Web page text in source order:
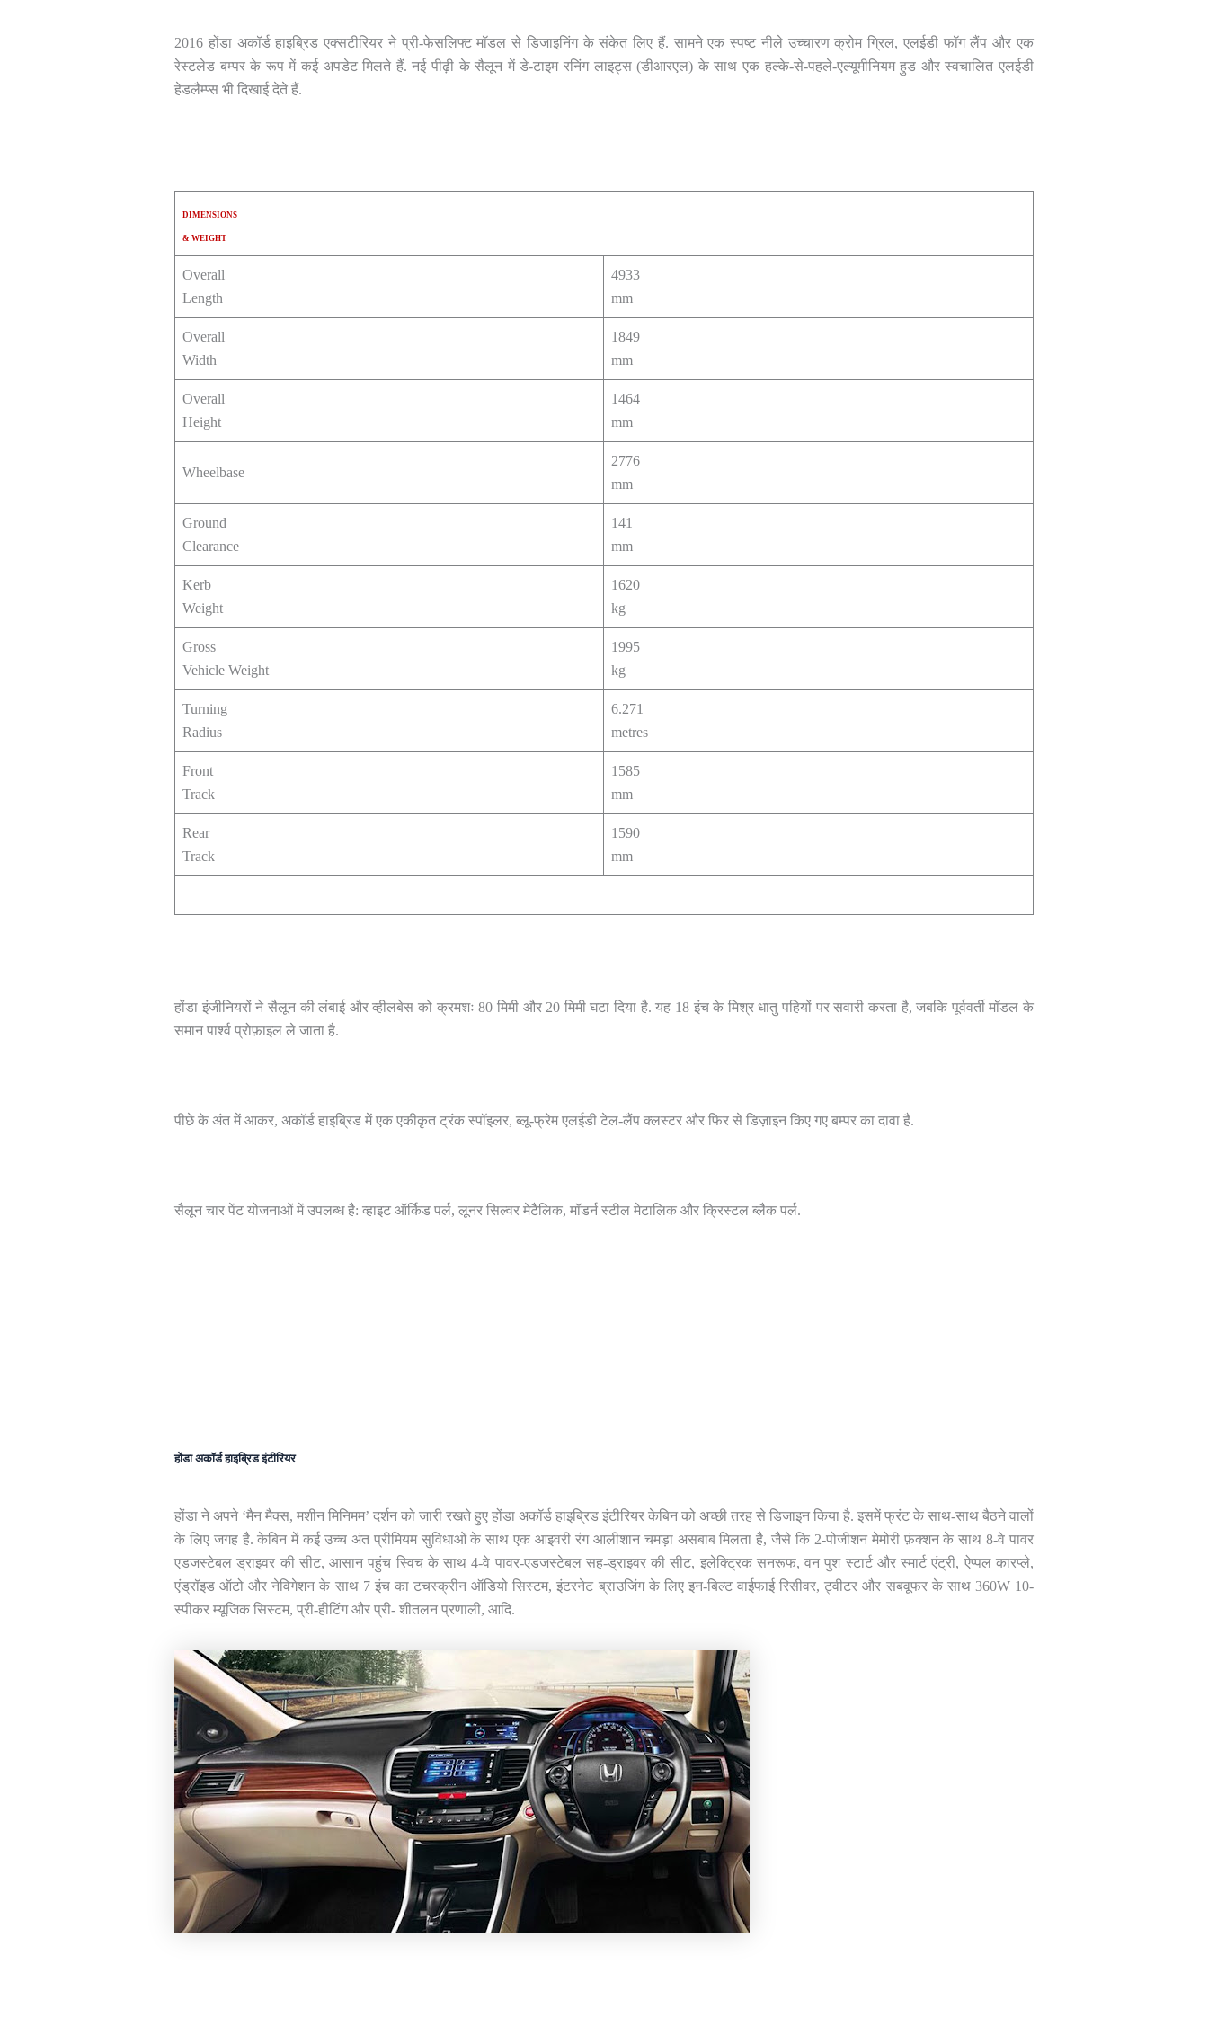
2016 होंडा अकॉर्ड हाइब्रिड एक्सटीरियर ने प्री-फेसलिफ्ट मॉडल से डिजाइनिंग के संकेत लिए हैं. सामने एक स्पष्ट नीले उच्चारण क्रोम ग्रिल, एलईडी फॉग लैंप और एक
रेस्टलेड बम्पर के रूप में कई अपडेट मिलते हैं. नई पीढ़ी के सैलून में डे-टाइम रनिंग लाइट्स (डीआरएल) के साथ एक हल्के-से-पहले-एल्यूमीनियम हुड और स्वचालित एलईडी
हेडलैम्प्स भी दिखाई देते हैं.
DIMENSIONS
& WEIGHT
Overall
Length
4933
mm
Overall
Width
1849
mm
Overall
Height
1464
mm
Wheelbase
2776
mm
Ground
Clearance
141
mm
Kerb
Weight
1620
kg
Gross
Vehicle Weight
1995
kg
Turning
Radius
6.271
metres
Front
Track
1585
mm
Rear
Track
1590
mm
होंडा इंजीनियरों ने सैलून की लंबाई और व्हीलबेस को क्रमशः 80 मिमी और 20 मिमी घटा दिया है. यह 18 इंच के मिश्र धातु पहियों पर सवारी करता है, जबकि पूर्ववर्ती मॉडल के
समान पार्श्व प्रोफ़ाइल ले जाता है.
पीछे के अंत में आकर, अकॉर्ड हाइब्रिड में एक एकीकृत ट्रंक स्पॉइलर, ब्लू-फ्रेम एलईडी टेल-लैंप क्लस्टर और फिर से डिज़ाइन किए गए बम्पर का दावा है.
सैलून चार पेंट योजनाओं में उपलब्ध है: व्हाइट ऑर्किड पर्ल, लूनर सिल्वर मेटैलिक, मॉडर्न स्टील मेटालिक और क्रिस्टल ब्लैक पर्ल.
होंडा अकॉर्ड हाइब्रिड इंटीरियर
होंडा ने अपने ‘मैन मैक्स, मशीन मिनिमम’ दर्शन को जारी रखते हुए होंडा अकॉर्ड हाइब्रिड इंटीरियर केबिन को अच्छी तरह से डिजाइन किया है. इसमें फ्रंट के साथ-साथ बैठने वालों
के लिए जगह है. केबिन में कई उच्च अंत प्रीमियम सुविधाओं के साथ एक आइवरी रंग आलीशान चमड़ा असबाब मिलता है, जैसे कि 2-पोजीशन मेमोरी फ़ंक्शन के साथ 8-वे पावर
एडजस्टेबल ड्राइवर की सीट, आसान पहुंच स्विच के साथ 4-वे पावर-एडजस्टेबल सह-ड्राइवर की सीट, इलेक्ट्रिक सनरूफ, वन पुश स्टार्ट और स्मार्ट एंट्री, ऐप्पल कारप्ले,
एंड्रॉइड ऑटो और नेविगेशन के साथ 7 इंच का टचस्क्रीन ऑडियो सिस्टम, इंटरनेट ब्राउजिंग के लिए इन-बिल्ट वाईफाई रिसीवर, ट्वीटर और सबवूफर के साथ 360W 10-
स्पीकर म्यूजिक सिस्टम, प्री-हीटिंग और प्री- शीतलन प्रणाली, आदि.